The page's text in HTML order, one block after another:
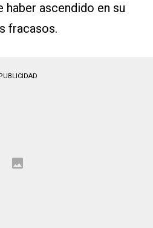
haber ascendido en su
fracasos.
PUBLICIDAD